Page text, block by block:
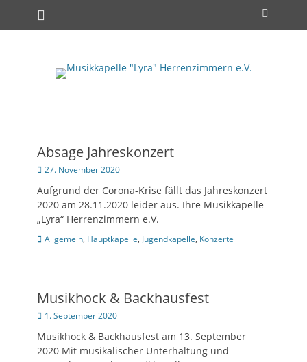
Inhalt
Primäres Menü
Absage Jahreskonzert
Posted
27. November 2020
Aufgrund der Corona-Krise fällt das Jahreskonzert
2020 am 28.11.2020 leider aus. Ihre Musikkapelle
„Lyra“ Herrenzimmern e.V.
Kategorien
Allgemein, Hauptkapelle, Jugendkapelle, Konzerte
Musikhock & Backhausfest
Posted
1. September 2020
Musikhock & Backhausfest am 13. September
2020 Mit musikalischer Unterhaltung und